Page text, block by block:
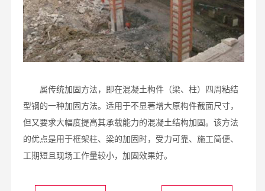
属传统加固方法，即在混凝土构件（梁、柱）四周粘结
型钢的一种加固方法。适用于不显著增大原构件截面尺寸，
但又要求大幅度提高其承载能力的混凝土结构加固。该方法
的优点是用于框架柱、梁的加固时，受力可靠、施工简便、
工期短且现场工作量较小，加固效果好。